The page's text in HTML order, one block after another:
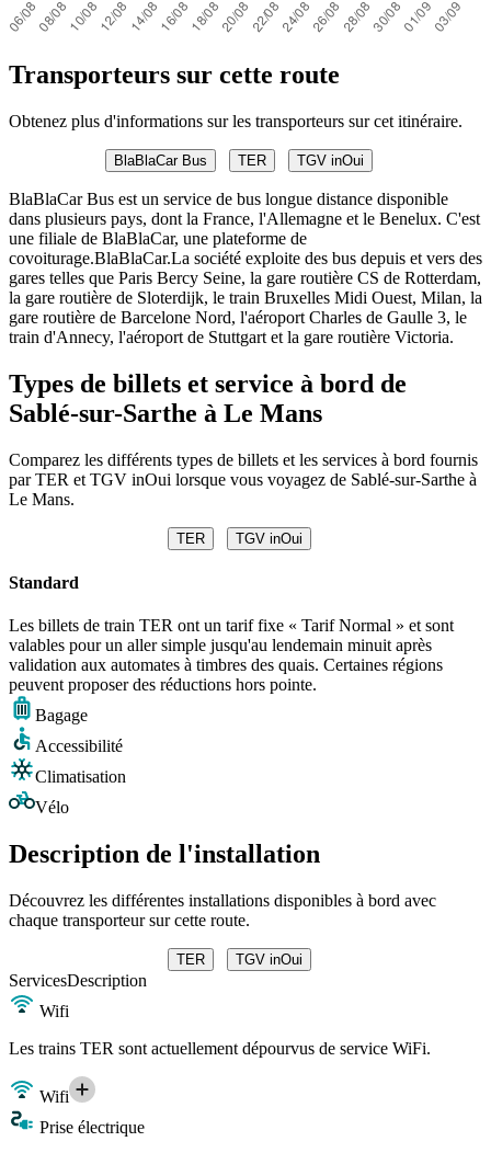
Transporteurs sur cette route
Obtenez plus d'informations sur les transporteurs sur cet itinéraire.
BlaBlaCar Bus TER TGV inOui
BlaBlaCar Bus est un service de bus longue distance disponible
dans plusieurs pays, dont la France, l'Allemagne et le Benelux. C'est
une filiale de BlaBlaCar, une plateforme de
covoiturage.BlaBlaCar.La société exploite des bus depuis et vers des
gares telles que Paris Bercy Seine, la gare routière CS de Rotterdam,
la gare routière de Sloterdijk, le train Bruxelles Midi Ouest, Milan, la
gare routière de Barcelone Nord, l'aéroport Charles de Gaulle 3, le
train d'Annecy, l'aéroport de Stuttgart et la gare routière Victoria.
Types de billets et service à bord de
Sablé-sur-Sarthe à Le Mans
Comparez les différents types de billets et les services à bord fournis
par TER et TGV inOui lorsque vous voyagez de Sablé-sur-Sarthe à
Le Mans.
TER TGV inOui
Standard
Les billets de train TER ont un tarif fixe « Tarif Normal » et sont
valables pour un aller simple jusqu'au lendemain minuit après
validation aux automates à timbres des quais. Certaines régions
peuvent proposer des réductions hors pointe.
Bagage
Accessibilité
Climatisation
Vélo
Description de l'installation
Découvrez les différentes installations disponibles à bord avec
chaque transporteur sur cette route.
TER TGV inOui
ServicesDescription
Wifi
Les trains TER sont actuellement dépourvus de service WiFi.
Wifi
Prise électrique